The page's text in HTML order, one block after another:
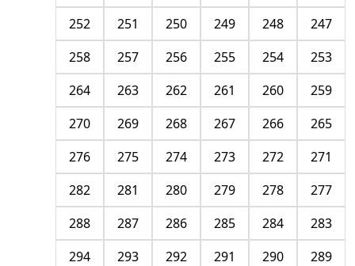
247
248
249
250
251
252
253
254
255
256
257
258
259
260
261
262
263
264
265
266
267
268
269
270
271
272
273
274
275
276
277
278
279
280
281
282
283
284
285
286
287
288
289
290
291
292
293
294